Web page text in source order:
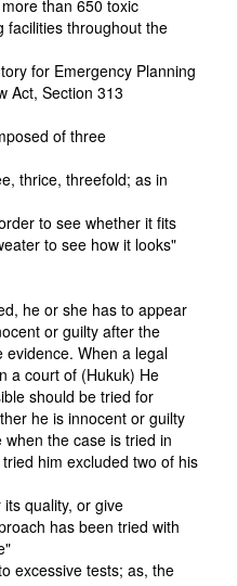
than 650 toxic
facilities throughout the
for Emergency Planning
Act, Section 313
of three
thrice, threefold; as in
to see whether it fits
to see how it looks"
he or she has to appear
or guilty after the
When a legal
a court of (Hukuk) He
should be tried for
he is innocent or guilty
the case is tried in
him excluded two of his
quality, or give
has been tried with
excessive tests; as, the